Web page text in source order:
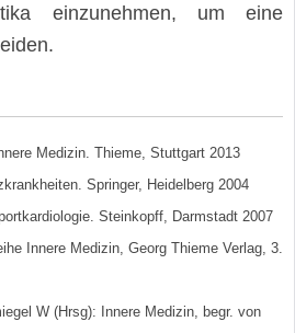
einzunehmen, um eine
Medizin. Thieme, Stuttgart 2013
Springer, Heidelberg 2004
Steinkopff, Darmstadt 2007
Innere Medizin, Georg Thieme Verlag, 3.
W (Hrsg): Innere Medizin, begr. von